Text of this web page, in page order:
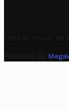
2025 © Trovit. All
Powered By